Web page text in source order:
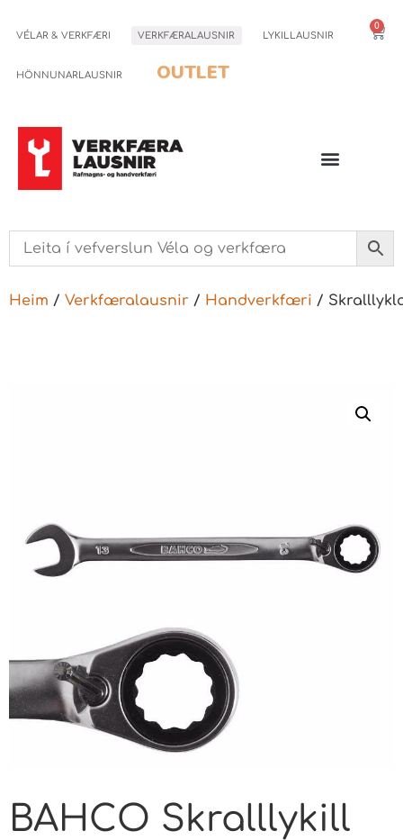
VÉLAR & VERKFÆRI VERKFÆRALAUSNIR LYKILLAUSNIR
HÖNNUNARLAUSNIR OUTLET
0
Heim / Verkfæralausnir / Handverkfæri /
BAHCO Skralllykill